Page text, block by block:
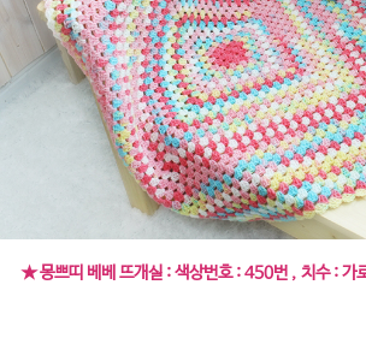
★ 몽쁘띠 베베 뜨개실 : 색상번호 : 450번 , 치수 :